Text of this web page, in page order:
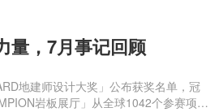
量，7月事记回顾
地建师设计大奖」公布获奖名单，冠
岩板展厅」从全球1042个参赛项目